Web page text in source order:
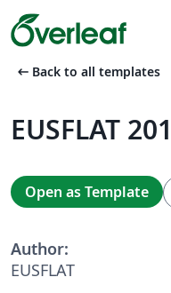
arrow_left_alt Back to all templates
EUSFLAT
Open as Template
Author:
EUSFLAT